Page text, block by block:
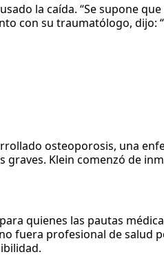
la caída. “Se supone
con su traumatólogo,
osteoporosis, una
Klein comenzó de
quienes las pautas
fuera profesional de salud